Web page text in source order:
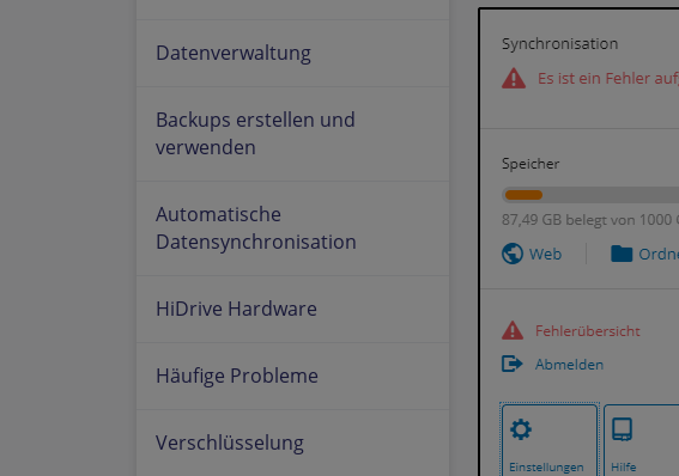
Datenverwaltung
Backups erstellen und
verwenden
Automatische
Datensynchronisation
HiDrive Hardware
Häufige Probleme
Verschlüsselung